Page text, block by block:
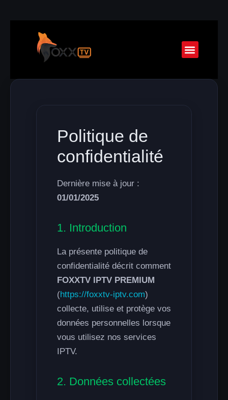
Politique de
confidentialité
Dernière mise à jour :
01/01/2025
1. Introduction
La présente politique de
confidentialité décrit comment
FOXXTV IPTV PREMIUM
(https://foxxtv-iptv.com)
collecte, utilise et protège vos
données personnelles lorsque
vous utilisez nos services
IPTV.
2. Données collectées